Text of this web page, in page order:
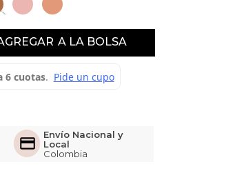
Envío Nacional y
Local
Colombia